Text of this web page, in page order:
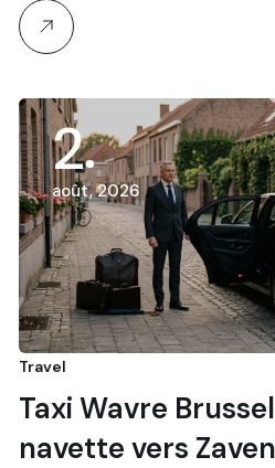
2
août, 2026
Travel
Taxi Wavre
navette vers